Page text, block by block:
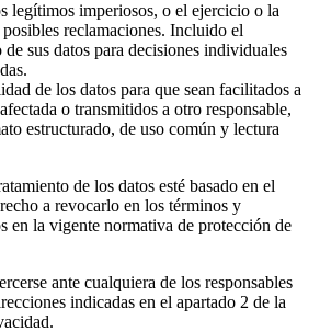
legítimos imperiosos, o el ejercicio o la
posibles reclamaciones. Incluido el
de sus datos para decisiones individuales
de los datos para que sean facilitados a
o transmitidos a otro responsable,
estructurado, de uso común y lectura
de los datos esté basado en el
a revocarlo en los términos y
en la vigente normativa de protección de
ante cualquiera de los responsables
indicadas en el apartado 2 de la